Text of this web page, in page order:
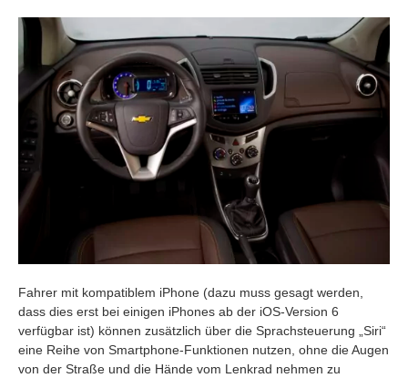
Fahrer mit kompatiblem iPhone (dazu muss gesagt werden,
dass dies erst bei einigen iPhones ab der iOS-Version 6
verfügbar ist) können zusätzlich über die Sprachsteuerung „Siri“
eine Reihe von Smartphone-Funktionen nutzen, ohne die Augen
von der Straße und die Hände vom Lenkrad nehmen zu